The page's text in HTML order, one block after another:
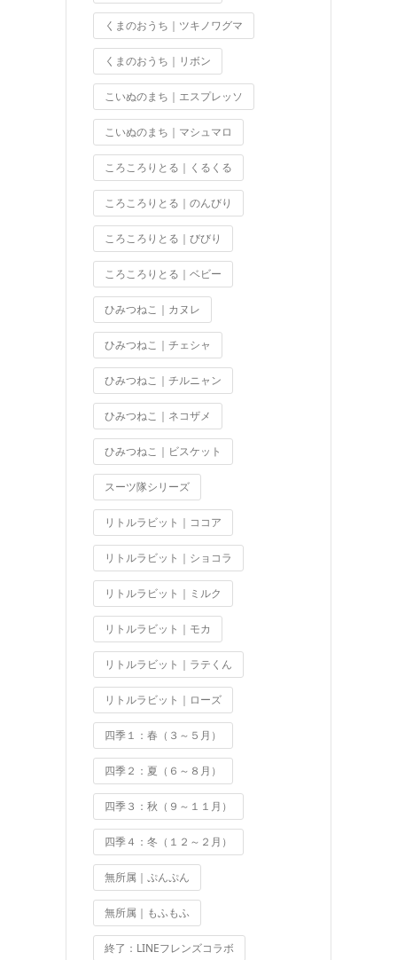
くまのおうち｜ツキノワグマ
くまのおうち｜リボン
こいぬのまち｜エスプレッソ
こいぬのまち｜マシュマロ
ころころりとる｜くるくる
ころころりとる｜のんびり
ころころりとる｜びびり
ころころりとる｜ベビー
ひみつねこ｜カヌレ
ひみつねこ｜チェシャ
ひみつねこ｜チルニャン
ひみつねこ｜ネコザメ
ひみつねこ｜ビスケット
スーツ隊シリーズ
リトルラビット｜ココア
リトルラビット｜ショコラ
リトルラビット｜ミルク
リトルラビット｜モカ
リトルラビット｜ラテくん
リトルラビット｜ローズ
四季１：春（３～５月）
四季２：夏（６～８月）
四季３：秋（９～１１月）
四季４：冬（１２～２月）
無所属｜ぷんぷん
無所属｜もふもふ
終了：LINEフレンズコラボ